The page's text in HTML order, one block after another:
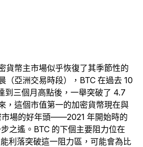
貨幣主市場似乎恢復了其季節性的
（亞洲交易時段），BTC 在過去 10
到三個月高點後，一舉突破了 4.7
，這個市值第一的加密貨幣現在與
市場的好年頭——2021 年開始時的
之遙。BTC 的下個主要阻力位在
利落突破這一阻力區，可能會為比